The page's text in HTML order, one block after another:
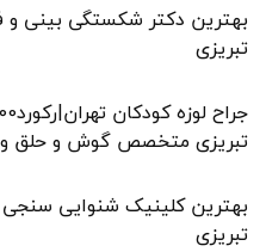
بهترین دکتر شکستگی بینی
تبریزی
تبریزی متخصص گوش و حلق و
بهترین کلینیک شنوایی
تبریزی